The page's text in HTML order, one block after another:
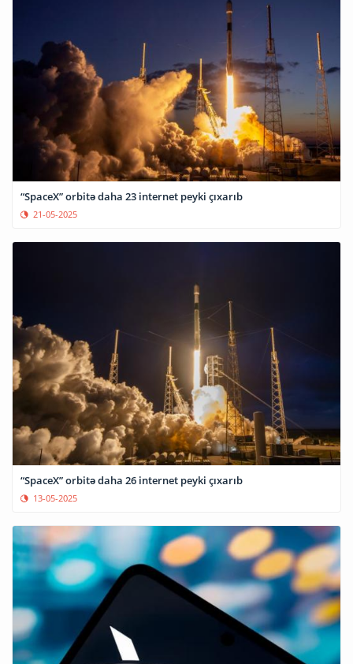
“SpaceX” orbitə daha 23 internet peyki çıxarıb
21-05-2025
“SpaceX” orbitə daha 26 internet peyki çıxarıb
13-05-2025